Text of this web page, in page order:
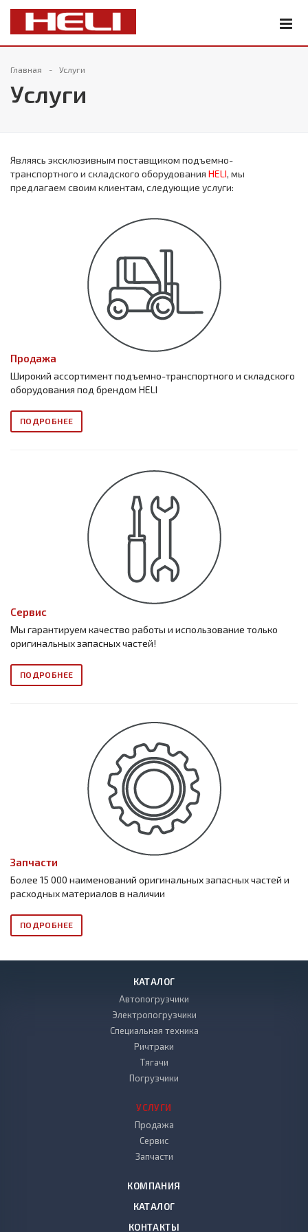
Главная Услуги
Услуги
Являясь эксклюзивным поставщиком подъемно-
транспортного и складского оборудования HELI, мы
предлагаем своим клиентам, следующие услуги:
Продажа
Широкий ассортимент подъемно-транспортного и складского
оборудования под брендом HELI
ПОДРОБНЕЕ
Сервис
Мы гарантируем качество работы и использование только
оригинальных запасных частей!
ПОДРОБНЕЕ
Запчасти
Более 15 000 наименований оригинальных запасных частей и
расходных материалов в наличии
ПОДРОБНЕЕ
КАТАЛОГ
Автопогрузчики
Электропогрузчики
Специальная техника
Ричтраки
Тягачи
Погрузчики
УСЛУГИ
Продажа
Сервис
Запчасти
КОМПАНИЯ
КАТАЛОГ
КОНТАКТЫ